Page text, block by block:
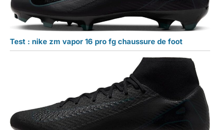
Test : nike zm vapor 16 pro fg chaussure de foot